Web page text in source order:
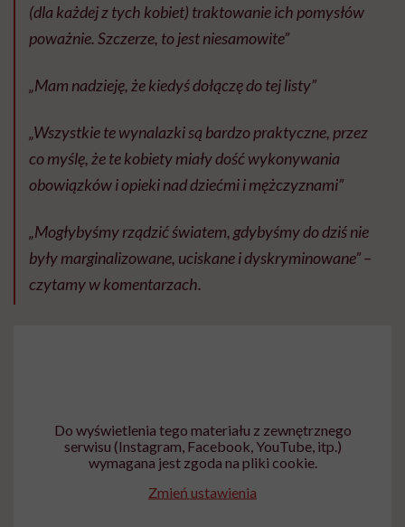
(dla każdej z tych kobiet) traktowanie ich pomysłów
poważnie. Szczerze, to jest niesamowite”
„Mam nadzieję, że kiedyś dołączę do tej listy”
„Wszystkie te wynalazki są bardzo praktyczne, przez
co myślę, że te kobiety miały dość wykonywania
obowiązków i opieki nad dziećmi i mężczyznami”
„Mogłybyśmy rządzić światem, gdybyśmy do dziś nie
były marginalizowane, uciskane i dyskryminowane” –
czytamy w komentarzach.
Do wyświetlenia tego materiału z zewnętrznego
serwisu (Instagram, Facebook, YouTube, itp.)
wymagana jest zgoda na pliki cookie.
Zmień ustawienia